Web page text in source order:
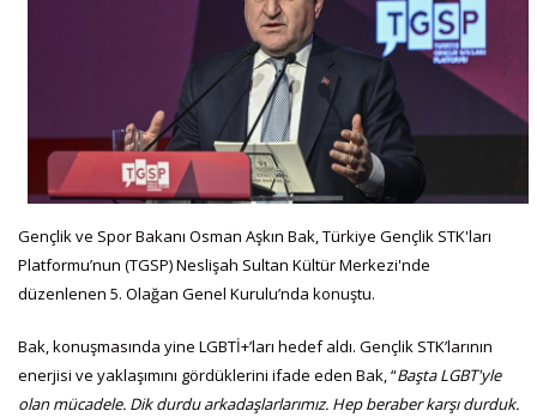
Gençlik ve Spor Bakanı Osman Aşkın Bak, Türkiye Gençlik STK'ları
Platformu’nun (TGSP) Neslişah Sultan Kültür Merkezi'nde
düzenlenen 5. Olağan Genel Kurulu’nda konuştu.
Bak, konuşmasında yine LGBTİ+’ları hedef aldı. Gençlik STK’larının
enerjisi ve yaklaşımını gördüklerini ifade eden Bak, “Başta LGBT'yle
olan mücadele. Dik durdu arkadaşlarlarımız. Hep beraber karşı durduk.